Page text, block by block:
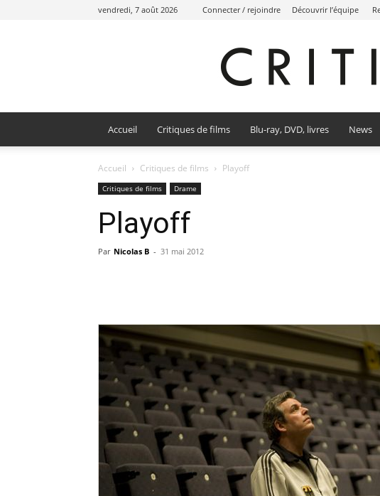
vendredi, 7 août 2026 Connecter / rejoindre Découvrir l’équipe
Accueil Critiques de films Blu-ray, DVD, livres News
Accueil Critiques de films Playoff
Critiques de films Drame
Playoff
Par Nicolas B - 31 mai 2012